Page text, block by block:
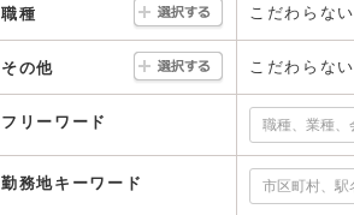
職種 こだわらない
その他 こだわらない
フリーワード
勤務地キーワード